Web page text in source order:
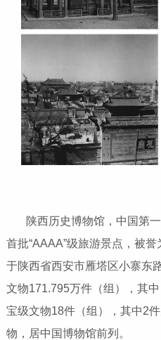
陕西历史博物馆，中国第一
首批“AAAA”级旅游景点，被
于陕西省西安市雁塔区小寨东
文物171.795万件（组），其
宝级文物18件（组），其中2
物，居中国博物馆前列。